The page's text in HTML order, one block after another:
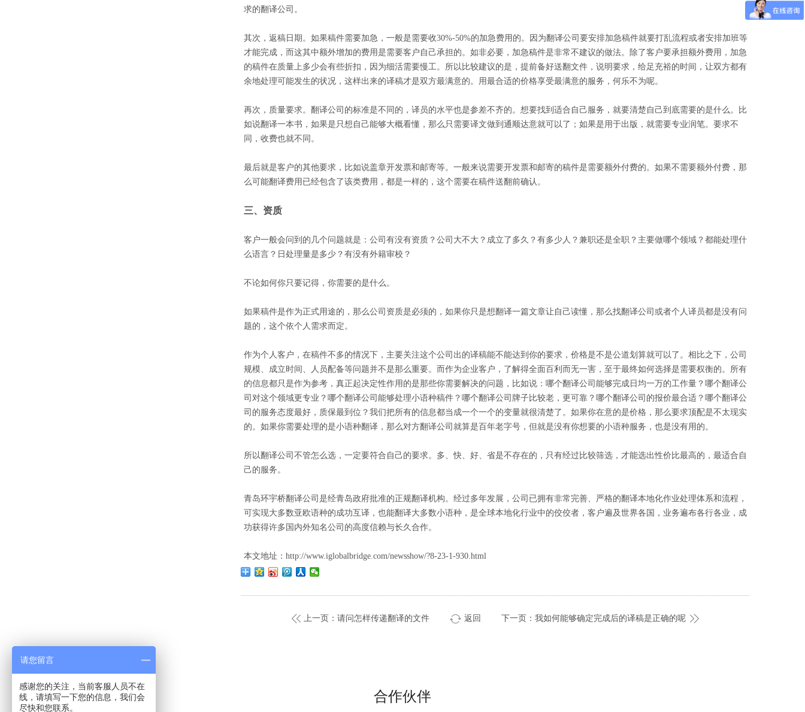
求的翻译公司。
其次，返稿日期。如果稿件需要加急，一般是需要收30%-50%的加急费用的。因为翻译公司要安排加急稿件就要打乱流程或者安排加班等
才能完成，而这其中额外增加的费用是需要客户自己承担的。如非必要，加急稿件是非常不建议的做法。除了客户要承担额外费用，加急
的稿件在质量上多少会有些折扣，因为细活需要慢工。所以比较建议的是，提前备好送翻文件，说明要求，给足充裕的时间，让双方都有
余地处理可能发生的状况，这样出来的译稿才是双方最满意的。用最合适的价格享受最满意的服务，何乐不为呢。
再次，质量要求。翻译公司的标准是不同的，译员的水平也是参差不齐的。想要找到适合自己服务，就要清楚自己到底需要的是什么。比
如说翻译一本书，如果是只想自己能够大概看懂，那么只需要译文做到通顺达意就可以了；如果是用于出版，就需要专业润笔。要求不
同，收费也就不同。
最后就是客户的其他要求，比如说盖章开发票和邮寄等。一般来说需要开发票和邮寄的稿件是需要额外付费的。如果不需要额外付费，那
么可能翻译费用已经包含了该类费用，都是一样的，这个需要在稿件送翻前确认。
三、资质
客户一般会问到的几个问题就是：公司有没有资质？公司大不大？成立了多久？有多少人？兼职还是全职？主要做哪个领域？都能处理什
么语言？日处理量是多少？有没有外籍审校？
不论如何你只要记得，你需要的是什么。
如果稿件是作为正式用途的，那么公司资质是必须的，如果你只是想翻译一篇文章让自己读懂，那么找翻译公司或者个人译员都是没有问
题的，这个依个人需求而定。
作为个人客户，在稿件不多的情况下，主要关注这个公司出的译稿能不能达到你的要求，价格是不是公道划算就可以了。相比之下，公司
规模、成立时间、人员配备等问题并不是那么重要。而作为企业客户，了解得全面百利而无一害，至于最终如何选择是需要权衡的。所有
的信息都只是作为参考，真正起决定性作用的是那些你需要解决的问题，比如说：哪个翻译公司能够完成日均一万的工作量？哪个翻译公
司对这个领域更专业？哪个翻译公司能够处理小语种稿件？哪个翻译公司牌子比较老，更可靠？哪个翻译公司的报价最合适？哪个翻译公
司的服务态度最好，质保最到位？我们把所有的信息都当成一个一个的变量就很清楚了。如果你在意的是价格，那么要求顶配是不太现实
的。如果你需要处理的是小语种翻译，那么对方翻译公司就算是百年老字号，但就是没有你想要的小语种服务，也是没有用的。
所以翻译公司不管怎么选，一定要符合自己的要求。多、快、好、省是不存在的，只有经过比较筛选，才能选出性价比最高的，最适合自
己的服务。
青岛环宇桥翻译公司是经青岛政府批准的正规翻译机构。经过多年发展，公司已拥有非常完善、严格的翻译本地化作业处理体系和流程，
可实现大多数亚欧语种的成功互译，也能翻译大多数小语种，是全球本地化行业中的佼佼者，客户遍及世界各国，业务遍布各行各业，成
功获得许多国内外知名公司的高度信赖与长久合作。
本文地址： http://www.iglobalbridge.com/newsshow/?8-23-1-930.html
上一页：请问怎样传递翻译的文件 返回 下一页：我如何能够确定完成后的译稿是正确的呢
合作伙伴
请您留言
感谢您的关注，当前客服人员不在
线，请填写一下您的信息，我们会
尽快和您联系。